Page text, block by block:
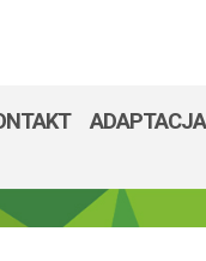
ADAPTACJA